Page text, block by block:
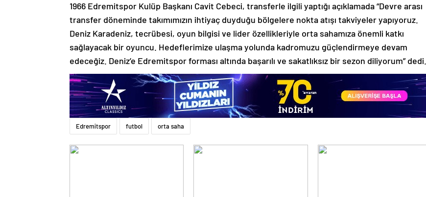
1966 Edremitspor Kulüp Başkanı Cavit Cebeci, transferle ilgili yaptığı açıklamada “Devre arası
transfer döneminde takımımızın ihtiyaç duyduğu bölgelere nokta atışı takviyeler yapıyoruz.
Deniz Karadeniz, tecrübesi, oyun bilgisi ve lider özellikleriyle orta sahamıza önemli katkı
sağlayacak bir oyuncu. Hedeflerimize ulaşma yolunda kadromuzu güçlendirmeye devam
edeceğiz. Deniz’e Edremitspor forması altında başarılı ve sakatlıksız bir sezon diliyorum” dedi.
Edremitspor futbol orta saha